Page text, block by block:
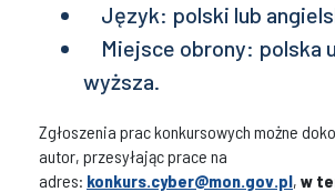
Język: polski lub
Miejsce obrony: polska
wyższa.
Zgłoszenia prac konkursowych możne
autor, przesyłając prace na
adres: konkurs.cyber@mon.gov.pl, w